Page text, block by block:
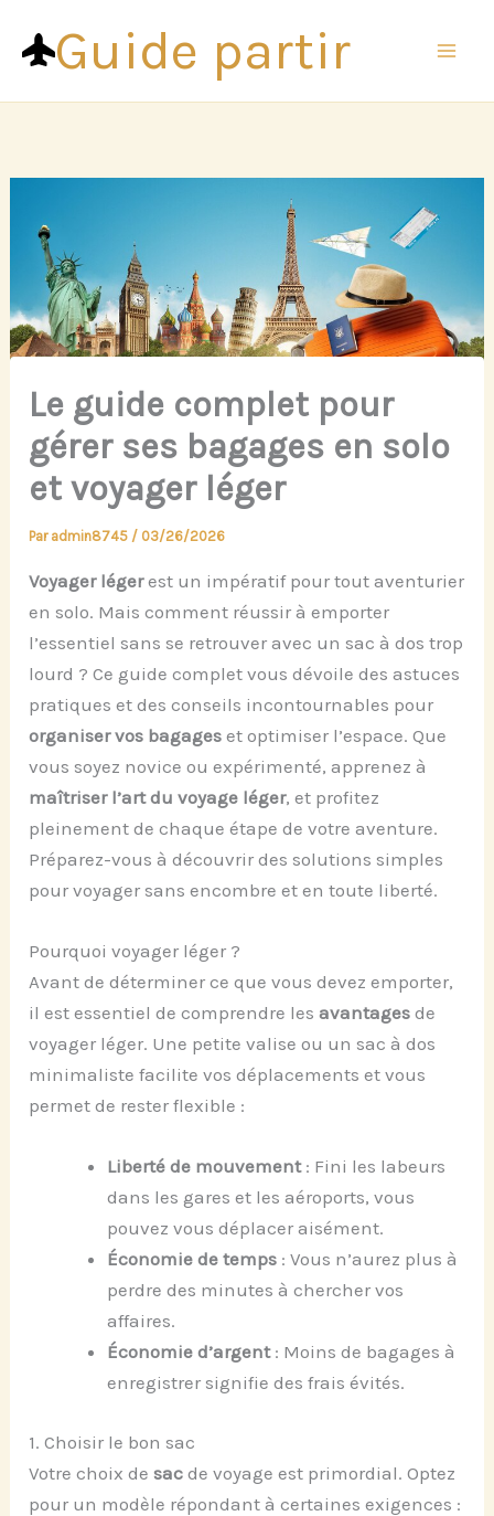
contenuGuide partir
Le guide complet pour
gérer ses bagages en solo
et voyager léger
Par admin8745 / 03/26/2026
Voyager légerest un impératif pour tout aventurier
en solo. Mais comment réussir à emporter
l’essentiel sans se retrouver avec un sac à dos trop
lourd ? Ce guide complet vous dévoile des astuces
pratiques et des conseils incontournables pour
organiser vos bagages et optimiser l’espace. Que
vous soyez novice ou expérimenté, apprenez à
maîtriser l’art du voyage léger, et profitez
pleinement de chaque étape de votre aventure.
Préparez-vous à découvrir des solutions simples
pour voyager sans encombre et en toute liberté.
Pourquoi voyager léger ?
Avant de déterminer ce que vous devez emporter,
il est essentiel de comprendre lesavantages de
voyager léger. Une petite valise ou un sac à dos
minimaliste facilite vos déplacements et vous
permet de rester flexible :
Liberté de mouvement: Fini les labeurs
dans les gares et les aéroports, vous
pouvez vous déplacer aisément.
Économie de temps : Vous n’aurez plus à
perdre des minutes à chercher vos
affaires.
Économie d’argent: Moins de bagages à
enregistrer signifie des frais évités.
1. Choisir le bon sac
Votre choix desac de voyage est primordial. Optez
pour un modèle répondant à certaines exigences :